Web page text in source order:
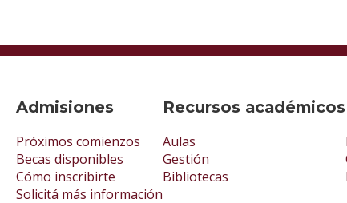
Admisiones
Próximos comienzos
Becas disponibles
Cómo inscribirte
Solicitá más información
Recursos académicos
Aulas
Gestión
Bibliotecas